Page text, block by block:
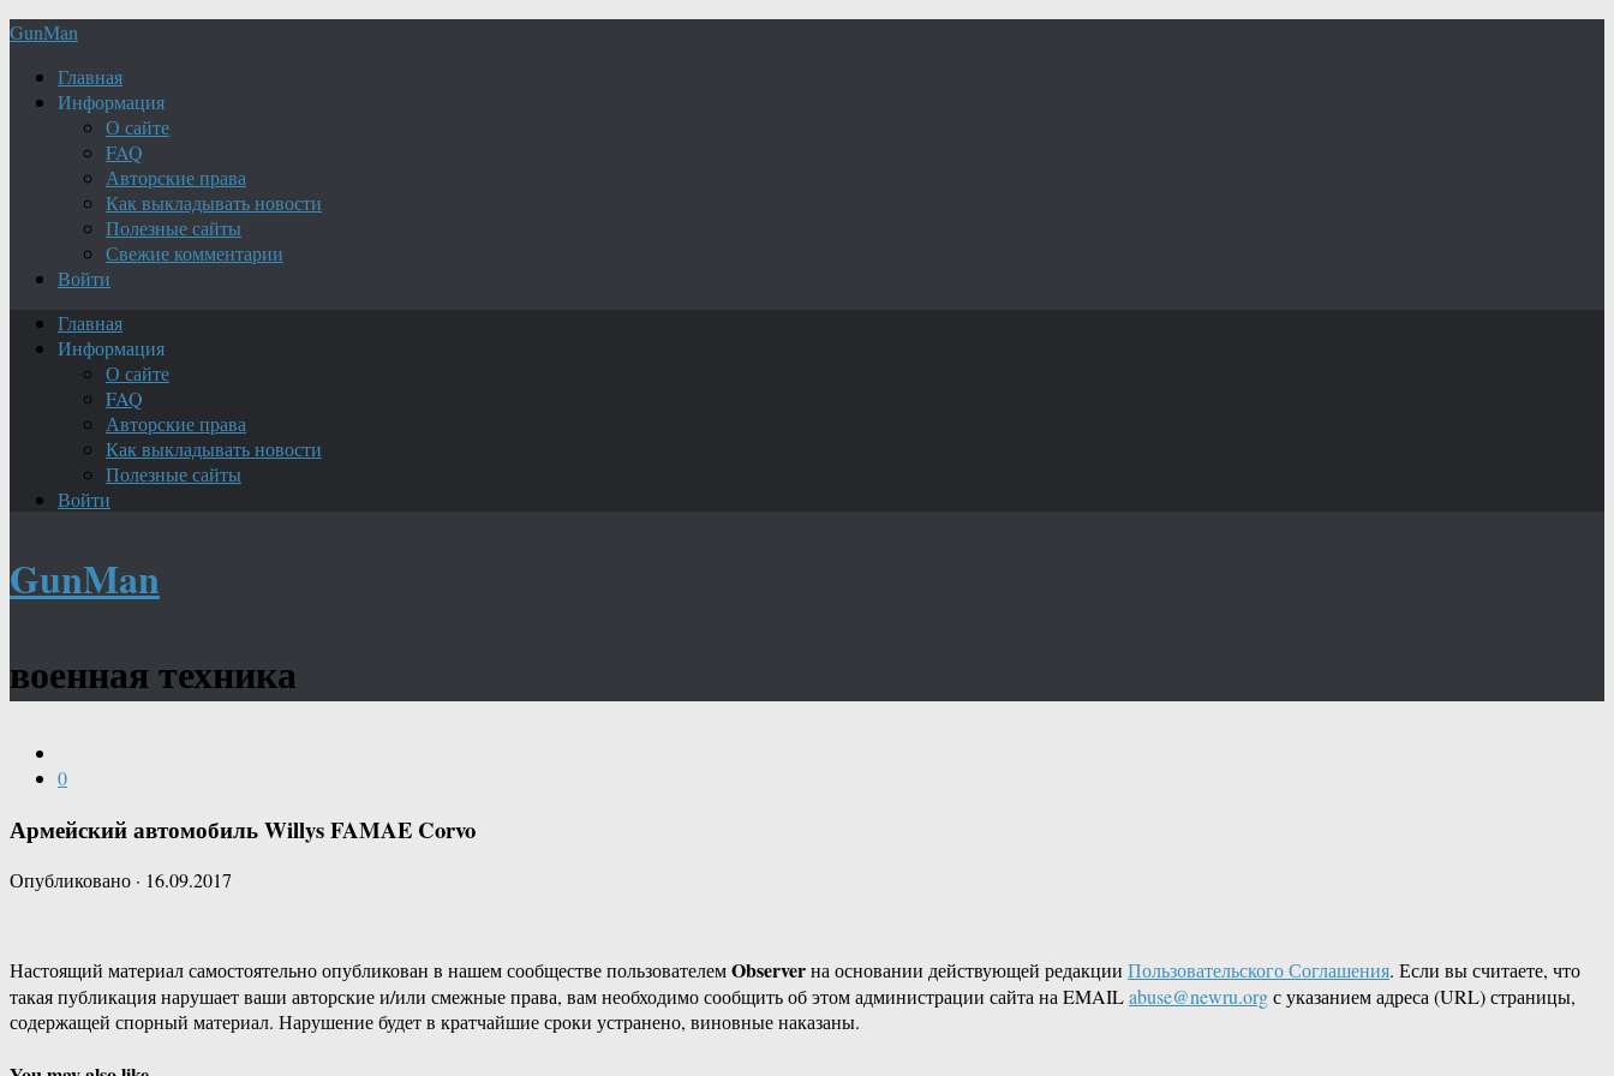
GunMan
Главная
Информация
О сайте
FAQ
Авторские права
Как выкладывать новости
Полезные сайты
Свежие комментарии
Войти
Главная
Информация
О сайте
FAQ
Авторские права
Как выкладывать новости
Полезные сайты
Войти
GunMan
военная техника
0
Армейский автомобиль Willys FAMAE Corvo
Опубликовано · 16.09.2017
Настоящий материал самостоятельно опубликован в нашем сообществе пользователемObserverна основании действующей редакции Пользовательского Соглашения. Если вы считаете, что
такая публикация нарушает ваши авторские и/или смежные права, вам необходимо сообщить об этом администрации сайта на EMAILabuse@newru.orgс указанием адреса (URL) страницы,
содержащей спорный материал. Нарушение будет в кратчайшие сроки устранено, виновные наказаны.